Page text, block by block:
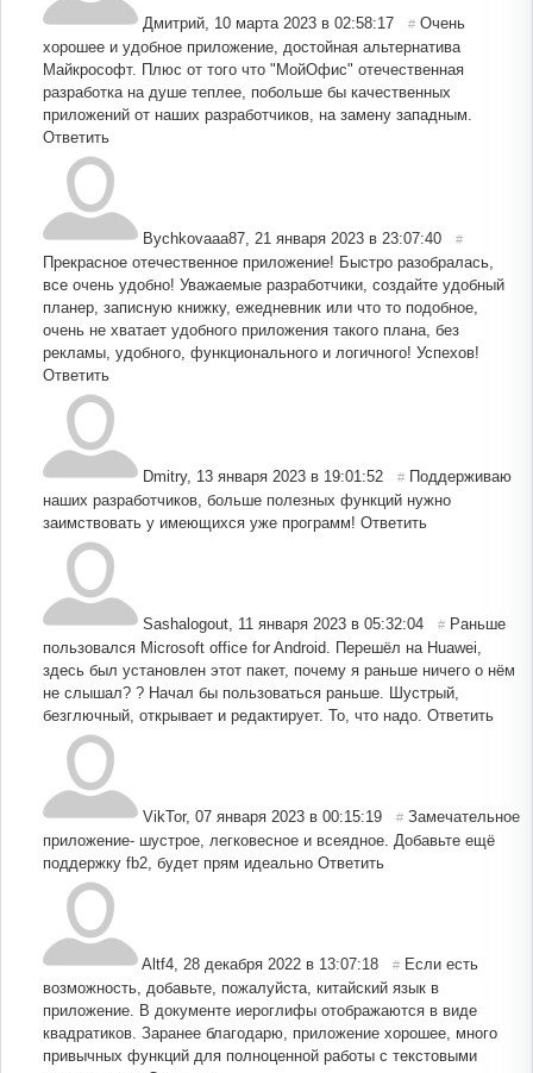
Дмитрий, 10 марта 2023 в 02:58:17 # Очень
хорошее и удобное приложение, достойная альтернатива
Майкрософт. Плюс от того что "МойОфис" отечественная
разработка на душе теплее, побольше бы качественных
приложений от наших разработчиков, на замену западным.
Ответить
Bychkovaaa87, 21 января 2023 в 23:07:40 #
Прекрасное отечественное приложение! Быстро разобралась,
все очень удобно! Уважаемые разработчики, создайте удобный
планер, записную книжку, ежедневник или что то подобное,
очень не хватает удобного приложения такого плана, без
рекламы, удобного, функционального и логичного! Успехов!
Ответить
Dmitry, 13 января 2023 в 19:01:52 # Поддерживаю
наших разработчиков, больше полезных функций нужно
заимствовать у имеющихся уже программ! Ответить
Sashalogout, 11 января 2023 в 05:32:04 # Раньше
пользовался Microsoft office for Android. Перешёл на Huawei,
здесь был установлен этот пакет, почему я раньше ничего о нём
не слышал? ? Начал бы пользоваться раньше. Шустрый,
безглючный, открывает и редактирует. То, что надо. Ответить
VikTor, 07 января 2023 в 00:15:19 # Замечательное
приложение- шустрое, легковесное и всеядное. Добавьте ещё
поддержку fb2, будет прям идеально Ответить
Altf4, 28 декабря 2022 в 13:07:18 # Если есть
возможность, добавьте, пожалуйста, китайский язык в
приложение. В документе иероглифы отображаются в виде
квадратиков. Заранее благодарю, приложение хорошее, много
привычных функций для полноценной работы с текстовыми